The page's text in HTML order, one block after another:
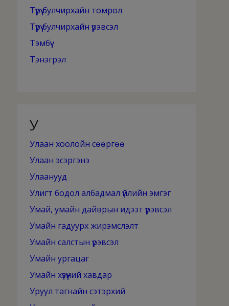
Түрүү булчирхайн томрол
Түрүү булчирхайн үрэвсэл
Тэмбүү
Тэнэгрэл
У
Улаан хоолойн сөөргөө
Улаан эсэргэнэ
Улаанууд
Улигт бодол албадмал үйлийн эмгэг
Умай, умайн дайврын идээт үрэвсэл
Умайн гадуурх жирэмслэлт
Умайн салстын үрэвсэл
Умайн ургацаг
Умайн хүзүүний хавдар
Уруул тагнайн сэтэрхий